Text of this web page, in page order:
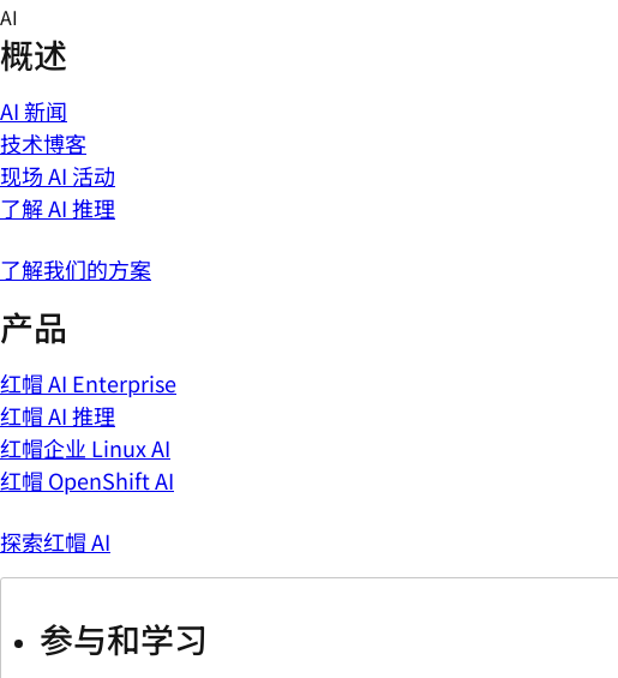
Skip
to
content
AI
概述
AI 新闻
技术博客
现场 AI 活动
了解 AI 推理
了解我们的方案
产品
红帽 AI Enterprise
红帽 AI 推理
红帽企业 Linux AI
红帽 OpenShift AI
探索红帽 AI
参与和学习